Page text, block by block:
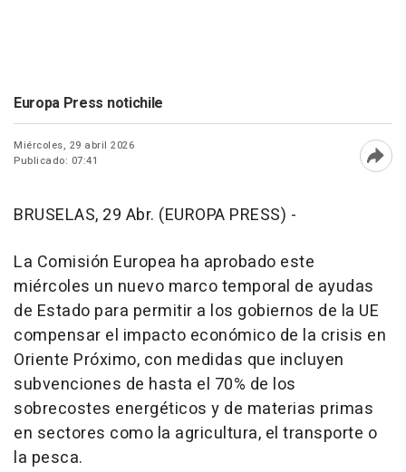
Europa Press notichile
Miércoles, 29 abril 2026
Publicado: 07:41
BRUSELAS, 29 Abr. (EUROPA PRESS) -
La Comisión Europea ha aprobado este
miércoles un nuevo marco temporal de ayudas
de Estado para permitir a los gobiernos de la UE
compensar el impacto económico de la crisis en
Oriente Próximo, con medidas que incluyen
subvenciones de hasta el 70% de los
sobrecostes energéticos y de materias primas
en sectores como la agricultura, el transporte o
la pesca.